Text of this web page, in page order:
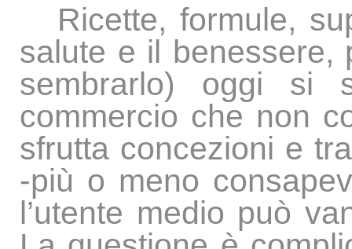
Ricette, formule,
salute e il benessere,
sembrarlo) oggi si
commercio che non
sfrutta concezioni e
-più o meno
l’utente medio può